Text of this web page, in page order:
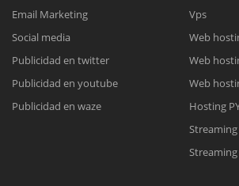
Reunión online
Nuestros ejecutivos le enviarán un correo
Meet para la reunión
Cotización
Complete el formulario y nos
Chat Online
para enviarnos un correo electrónico con
Email Marketing
Social media
Publicidad en twitter
Publicidad en youtube
Publicidad en waze
Vps
Web
Web
Web
Hosting